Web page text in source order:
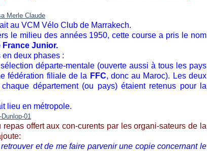
au VCM Vélo Club de Marrakech.
le milieu des années 1950, cette course a pris le nom
France Junior.
deux phases :
départe-mentale (ouverte aussi à tous les pays
fédération filiale de la FFC, donc au Maroc). Les deux
département (ou pays) étaient retenus pour la
en métropole.
offert aux con-curents par les organi-sateurs de la
et de me faire parvenir une copie concernant le